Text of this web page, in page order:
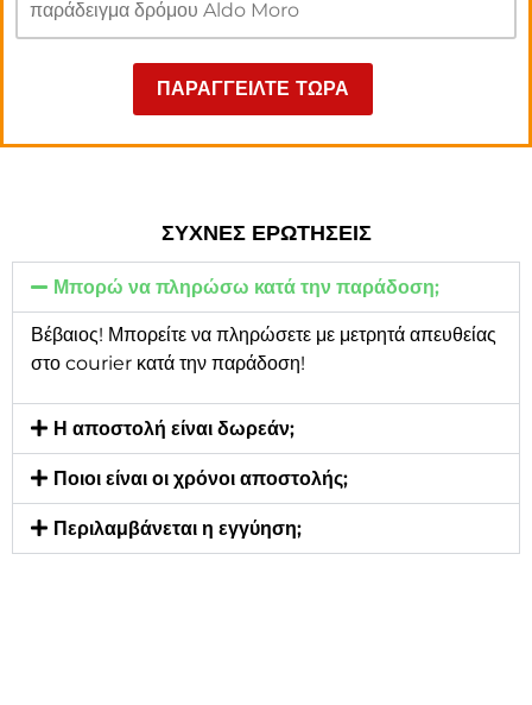
ΣΥΧΝΕΣ ΕΡΩΤΗΣΕΙΣ
Μπορώ να πληρώσω κατά την παράδοση;
Βέβαιος! Μπορείτε να πληρώσετε με μετρητά απευθείας
στο courier κατά την παράδοση!
Η αποστολή είναι δωρεάν;
Ποιοι είναι οι χρόνοι αποστολής;
Περιλαμβάνεται η εγγύηση;